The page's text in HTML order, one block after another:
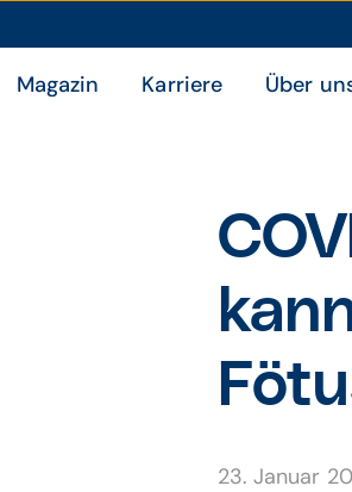
Magazin Karriere Über
23. Januar